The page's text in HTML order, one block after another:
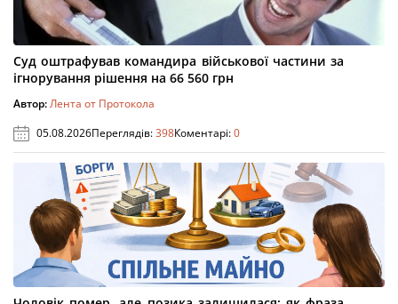
Суд оштрафував командира військової частини за
ігнорування рішення на 66 560 грн
Автор:Лента от Протокола
05.08.2026Переглядів:398Коментарі:0